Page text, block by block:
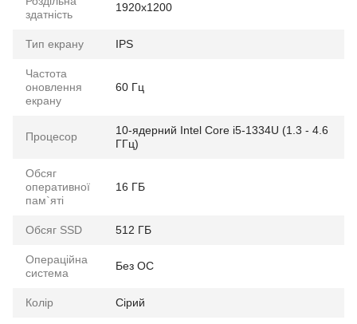
здатність
1920x1200
Тип екрану IPS
Частота
оновлення
екрану
60 Гц
Процесор
10-ядерний Intel Core i5-1334U (1.3 - 4.6
ГГц)
Обсяг
оперативної
пам`яті
16 ГБ
Обсяг SSD 512 ГБ
Операційна
система
Без ОС
Колір Сірий